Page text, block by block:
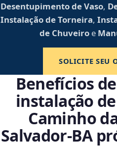
Desentupimento de Vaso,
Instalação de Torneira,
de Chuveiro e
SOLICITE SEU
Benefícios
instalação
Caminho
Salvador‑BA